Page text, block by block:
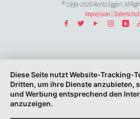
© 1999-2026 Moritz Eggert. All
Impressum
Diese Seite nutzt Website-Tracking-
Dritten, um ihre Dienste anzubieten,
und Werbung entsprechend den
anzuzeigen.